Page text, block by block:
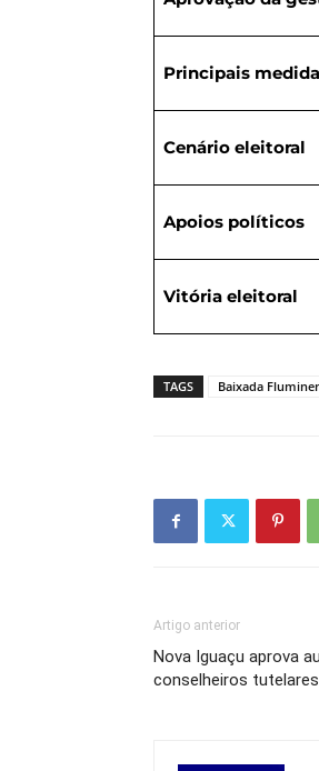
Principais
Cenário eleitoral
Apoios políticos
Vitória eleitoral
TAGS Baixada
Artigo anterior
Nova Iguaçu aprova
conselheiros tutelares